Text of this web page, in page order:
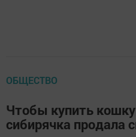
ОБЩЕСТВО
Чтобы купить
сибирячка продала